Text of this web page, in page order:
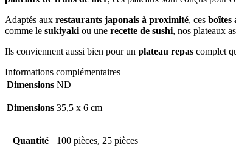
Adaptés aux restaurants japonais à proximité, ces boîtes
comme le sukiyaki ou une recette de sushi, nos plateaux
Ils conviennent aussi bien pour un plateau repas complet
Informations complémentaires
Dimensions ND
Dimensions 35,5 x 6 cm
Quantité 100 pièces, 25 pièces